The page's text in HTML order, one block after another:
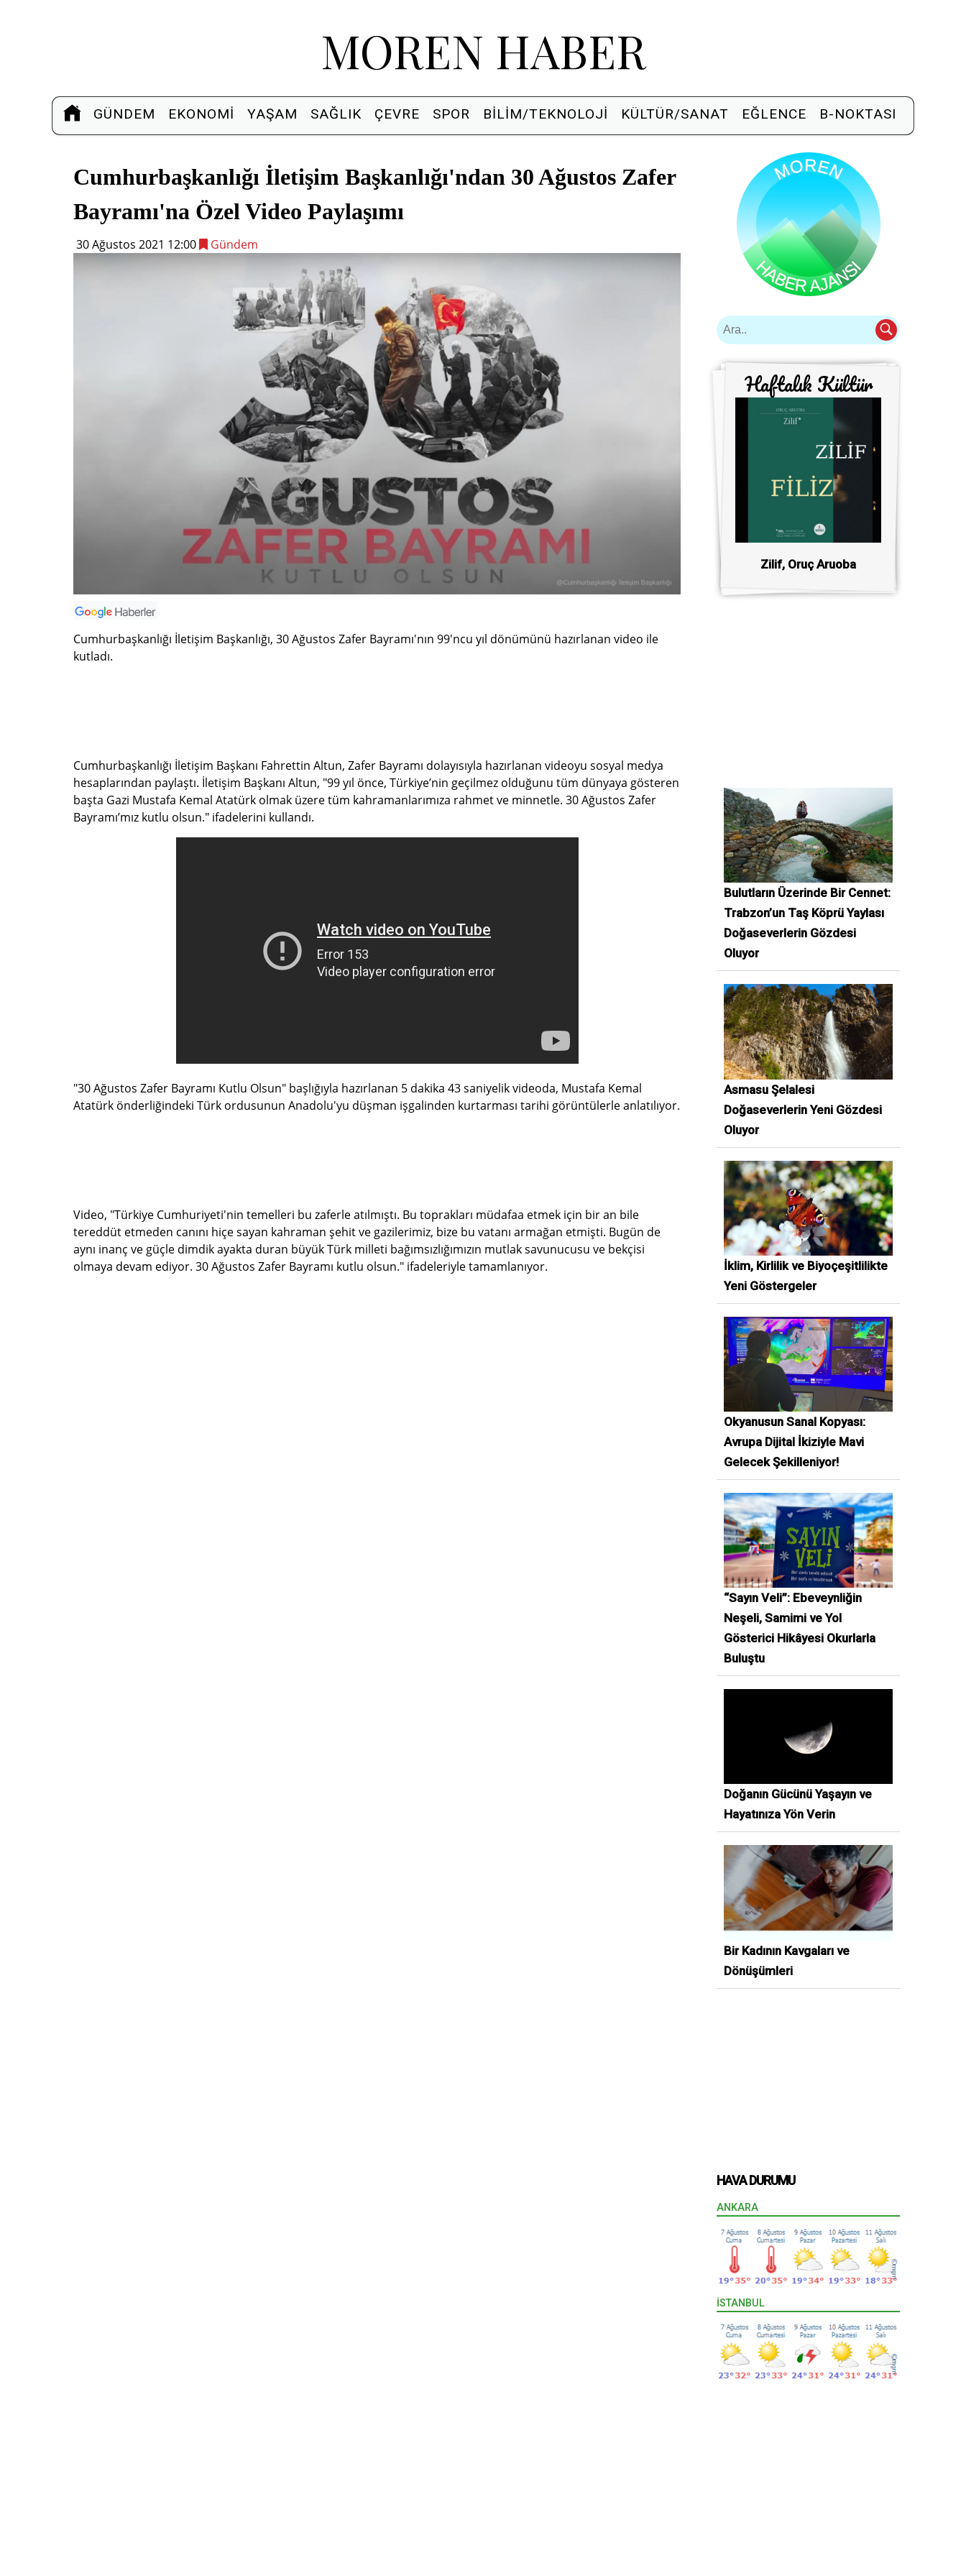
MOREN HABER
GÜNDEM EKONOMI YAŞAM SAĞLIK ÇEVRE SPOR BILIM/TEKNOLOJI KÜLTÜR/SANAT EĞLENCE B-NOKTASI
Cumhurbaşkanlığı İletişim Başkanlığı'ndan 30 Ağustos Zafer
Bayramı'na Özel Video Paylaşımı
30 Ağustos 2021 12:00 Gündem
Cumhurbaşkanlığı İletişim Başkanlığı, 30 Ağustos Zafer Bayramı'nın 99'ncu yıl dönümünü hazırlanan video ile
kutladı.
Cumhurbaşkanlığı İletişim Başkanı Fahrettin Altun, Zafer Bayramı dolayısıyla hazırlanan videoyu sosyal medya
hesaplarından paylaştı. İletişim Başkanı Altun, "99 yıl önce, Türkiye’nin geçilmez olduğunu tüm dünyaya gösteren
başta Gazi Mustafa Kemal Atatürk olmak üzere tüm kahramanlarımıza rahmet ve minnetle. 30 Ağustos Zafer
Bayramı’mız kutlu olsun." ifadelerini kullandı.
"30 Ağustos Zafer Bayramı Kutlu Olsun" başlığıyla hazırlanan 5 dakika 43 saniyelik videoda, Mustafa Kemal
Atatürk önderliğindeki Türk ordusunun Anadolu'yu düşman işgalinden kurtarması tarihi görüntülerle anlatılıyor.
Video, "Türkiye Cumhuriyeti'nin temelleri bu zaferle atılmıştı. Bu toprakları müdafaa etmek için bir an bile
tereddüt etmeden canını hiçe sayan kahraman şehit ve gazilerimiz, bize bu vatanı armağan etmişti. Bugün de
aynı inanç ve güçle dimdik ayakta duran büyük Türk milleti bağımsızlığımızın mutlak savunucusu ve bekçisi
olmaya devam ediyor. 30 Ağustos Zafer Bayramı kutlu olsun." ifadeleriyle tamamlanıyor.
Haftalık Kültür
Zilif, Oruç Aruoba
Bulutların Üzerinde Bir Cennet:
Trabzon’un Taş Köprü Yaylası
Doğaseverlerin Gözdesi
Oluyor
Asmasu Şelalesi
Doğaseverlerin Yeni Gözdesi
Oluyor
İklim, Kirlilik ve Biyoçeşitlilikte
Yeni Göstergeler
Okyanusun Sanal Kopyası:
Avrupa Dijital İkiziyle Mavi
Gelecek Şekilleniyor!
“Sayın Veli”: Ebeveynliğin
Neşeli, Samimi ve Yol
Gösterici Hikâyesi Okurlarla
Buluştu
Doğanın Gücünü Yaşayın ve
Hayatınıza Yön Verin
Bir Kadının Kavgaları ve
Dönüşümleri
HAVA DURUMU
ANKARA
İSTANBUL